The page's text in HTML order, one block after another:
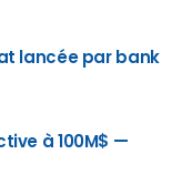
lancée par bank
à 100M$ —